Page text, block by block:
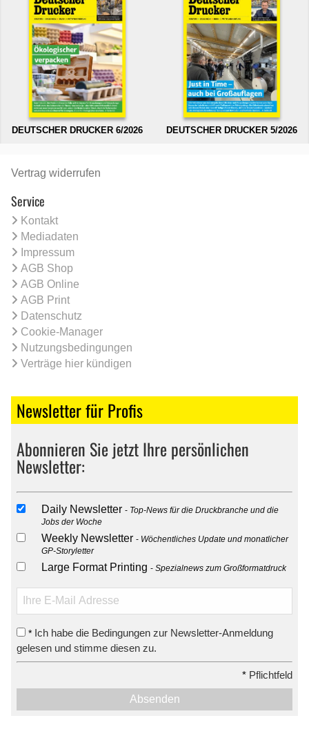
DEUTSCHER DRUCKER 6/2026 DEUTSCHER DRUCKER 5/2026
Vertrag widerrufen
Service
Kontakt
Mediadaten
Impressum
AGB Shop
AGB Online
AGB Print
Datenschutz
Cookie-Manager
Nutzungsbedingungen
Verträge hier kündigen
Newsletter für Profis
Abonnieren Sie jetzt Ihre persönlichen
Newsletter:
Daily Newsletter
Top-News für die Druckbranche und die
Jobs der Woche
Weekly Newsletter
Wöchentliches Update und monatlicher
GP-Storyletter
Large Format Printing Spezialnews zum Großformatdruck
* Ich habe die Bedingungen zur Newsletter-Anmeldung
gelesen und stimme diesen zu.
* Pflichtfeld
Absenden